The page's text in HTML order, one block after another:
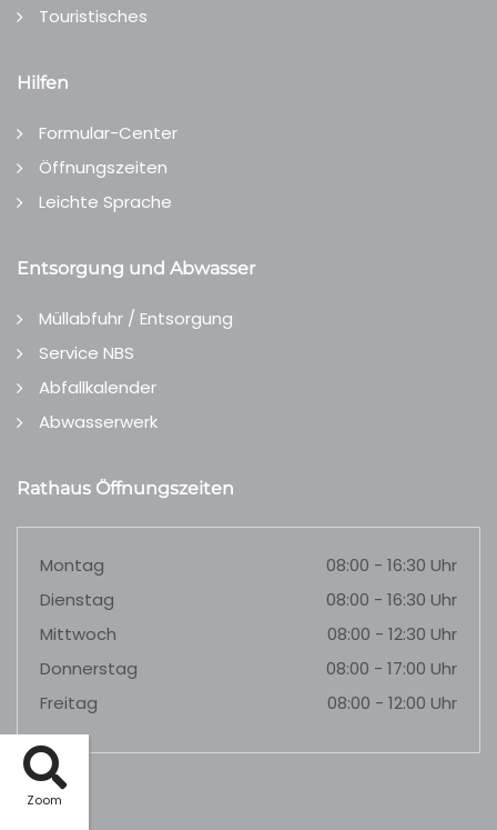
Zoom
Touristisches
Hilfen
Formular-Center
Öffnungszeiten
Leichte Sprache
Entsorgung und Abwasser
Müllabfuhr / Entsorgung
Service NBS
Abfallkalender
Abwasserwerk
Rathaus Öffnungszeiten
Montag
08:00 - 16:30 Uhr
Dienstag
08:00 - 16:30 Uhr
Mittwoch
08:00 - 12:30 Uhr
Donnerstag
08:00 - 17:00 Uhr
Freitag
08:00 - 12:00 Uhr